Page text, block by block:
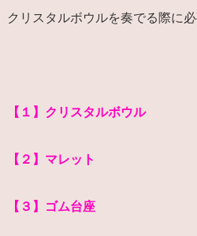
クリスタルボウルを奏でる際に
【１】クリスタルボウル
【２】マレット
【３】ゴム台座